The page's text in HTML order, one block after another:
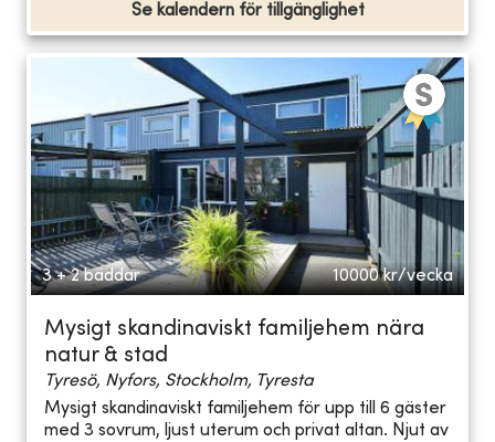
Se kalendern för tillgänglighet
3 + 2 bäddar 10000 kr/vecka
Mysigt skandinaviskt familjehem nära
natur & stad
Tyresö, Nyfors, Stockholm, Tyresta
Mysigt skandinaviskt familjehem för upp till 6 gäster
med 3 sovrum, ljust uterum och privat altan. Njut av